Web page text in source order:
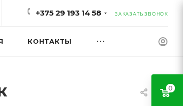
+375 29 193 14 58 ЗАКАЗАТЬ ЗВОНОК
КОНТАКТЫ
0